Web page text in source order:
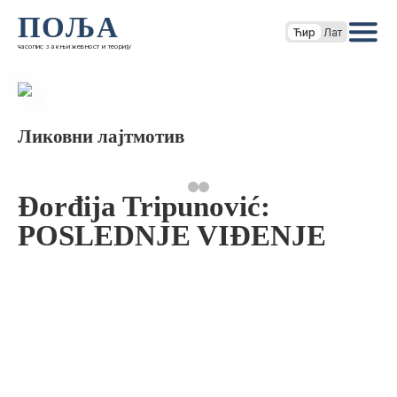
ПОЉА
часопис за књижевност и теорију
Ћир Лат
Ликовни лајтмотив
Đorđija Tripunović:
POSLEDNJE VIĐENJE